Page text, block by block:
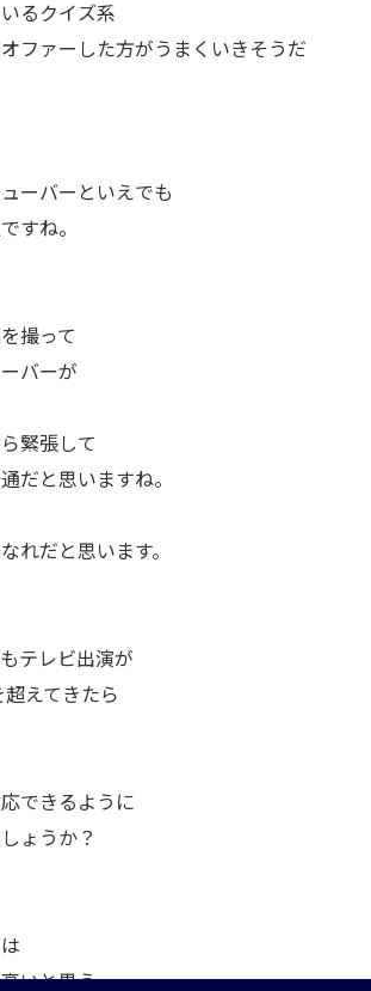
るクイズ系
ファーした方がうまくいきそうだ
ーバーといえでも
すね。
撮って
バーが
緊張して
だと思いますね。
れだと思います。
テレビ出演が
えてきたら
できるように
ょうか？
いと思う。